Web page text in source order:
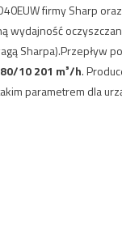
firmy Sharp
wydajność
Sharpa).Przepływ
10 201 m³/h.
parametrem dla